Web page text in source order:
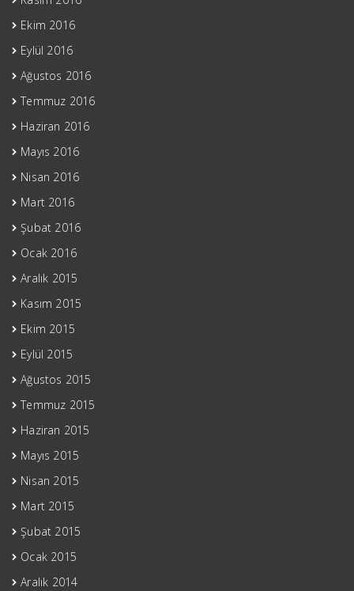
Ekim 2016
Eylül 2016
Ağustos 2016
Temmuz 2016
Haziran 2016
Mayıs 2016
Nisan 2016
Mart 2016
Şubat 2016
Ocak 2016
Aralık 2015
Kasım 2015
Ekim 2015
Eylül 2015
Ağustos 2015
Temmuz 2015
Haziran 2015
Mayıs 2015
Nisan 2015
Mart 2015
Şubat 2015
Ocak 2015
Aralık 2014